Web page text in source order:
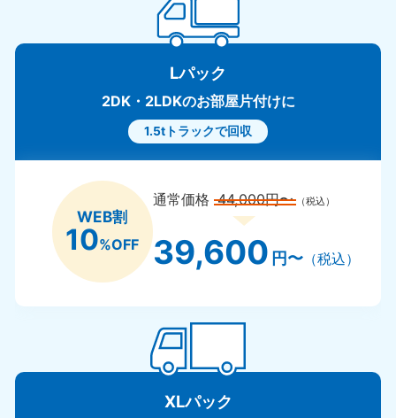
Lパック
2DK・2LDKのお部屋片付けに
1.5tトラックで回収
WEB割
10%OFF
通常価格44,000円〜 （税込）
39,600 円〜（税込）
XLパック